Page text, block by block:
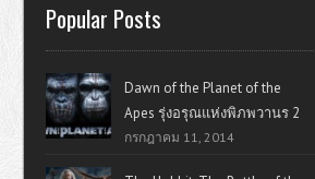
Popular Posts
Dawn of the Planet of the
Apes รุ่งอรุณแห่งพิภพวานร 2
กรกฎาคม 11, 2014